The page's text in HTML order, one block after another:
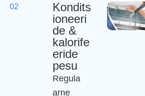
02
Kondits
ioneeri
de &
kalorife
eride
pesu
Regula
arne